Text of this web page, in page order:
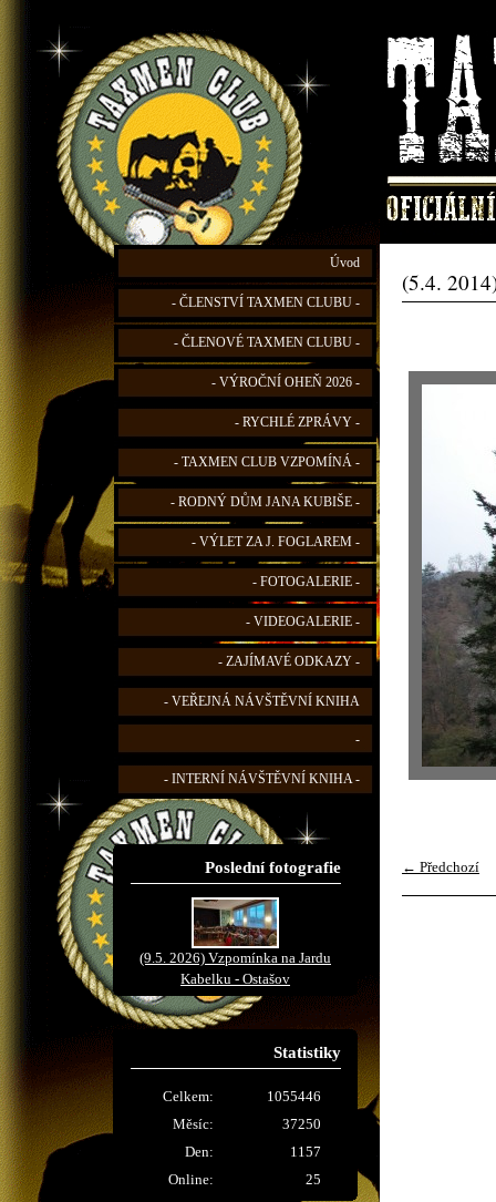
Úvod
- ČLENSTVÍ TAXMEN CLUBU -
- ČLENOVÉ TAXMEN CLUBU -
- VÝROČNÍ OHEŇ 2026 -
- RYCHLÉ ZPRÁVY -
- TAXMEN CLUB VZPOMÍNÁ -
- RODNÝ DŮM JANA KUBIŠE -
- VÝLET ZA J. FOGLAREM -
- FOTOGALERIE -
- VIDEOGALERIE -
- ZAJÍMAVÉ ODKAZY -
- VEŘEJNÁ NÁVŠTĚVNÍ KNIHA
-
- INTERNÍ NÁVŠTĚVNÍ KNIHA -
Poslední fotografie
(9.5. 2026) Vzpomínka na Jardu
Kabelku - Ostašov
Statistiky
Online: 25
Celkem:
1055446
Měsíc:
37250
Den:
1157
(5.4.
← Předchozí